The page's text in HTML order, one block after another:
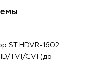
ST НDVR-1602
TVI/CVI (до